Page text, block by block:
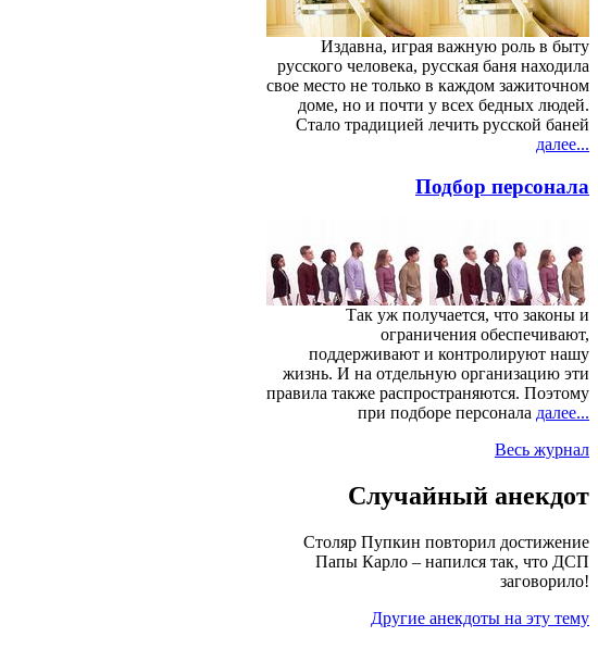
Издавна, играя важную роль в быту
русского человека, русская баня находила
свое место не только в каждом зажиточном
доме, но и почти у всех бедных людей.
Стало традицией лечить русской баней
далее...
Подбор персонала
Так уж получается, что законы и
ограничения обеспечивают,
поддерживают и контролируют нашу
жизнь. И на отдельную организацию эти
правила также распространяются. Поэтому
при подборе персонала далее...
Весь журнал
Случайный анекдот
Столяр Пупкин повторил достижение
Папы Карло – напился так, что ДСП
заговорило!
Другие анекдоты на эту тему